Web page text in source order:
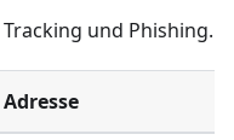
und Phishing.
Adresse